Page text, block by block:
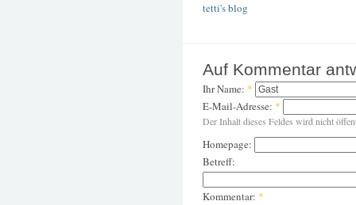
tetti's blog
Auf Kommentar
Ihr Name: *
E-Mail-Adresse: *
Der Inhalt dieses Feldes wird nicht
Homepage:
Betreff:
Kommentar: *